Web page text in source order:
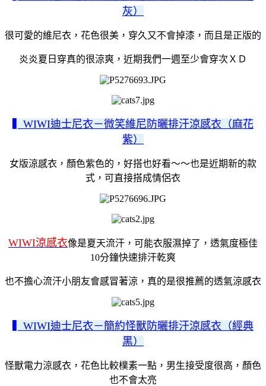
灰）
很可愛的維尼衣，花色很美，穿久又不會掉漆，而且是正版的
炎炎夏日穿真的很涼爽，近期我們一週至少會穿次ＸＤ
▍WIWI迪士尼衣－微笑維尼防曬排汗涼感衣（麻花
紫）
女版涼感衣，顏色紫色的，好搭也好看～～也是近期新的款
式，可直接搭成情侶衣
WIWI涼感衣像是夏天流汗，可能衣服濕掉了，透氣度極佳
10分鐘快速排汗乾爽
也不擔心流汗小朋友會感冒著涼，真的是很推薦的透氣涼感衣
▍WIWI迪士尼衣－簡約怪獸防曬排汗涼感衣（經典
黑）
怪獸電力涼感衣，花色比較樸素一點，男生接受度很高，顏色
也不會太亮